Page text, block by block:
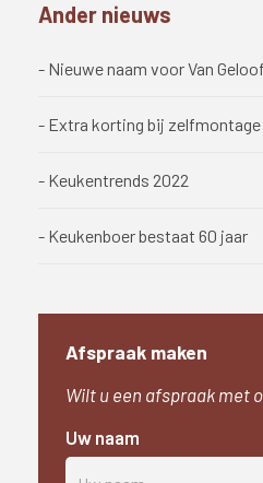
Ander nieuws
- Nieuwe naam voor Van
- Extra korting bij zelfmontage
- Keukentrends 2022
- Keukenboer bestaat 60 jaar
Afspraak maken
Wilt u een afspraak met
Uw naam